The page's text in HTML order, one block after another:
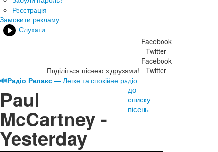
Реєстрація
Замовити рекламу
Слухати
Поділіться піснею з друзями!
Facebook
Twitter
Facebook
Twitter
🔊Радіо Релакс — Легке та спокійне радіо
Paul
McCartney -
Yesterday
до
списку
пісень